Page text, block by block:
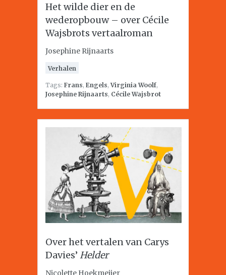
Het wilde dier en de
wederopbouw – over Cécile
Wajsbrots vertaalroman
Josephine Rijnaarts
Verhalen
Tags: Frans, Engels,Virginia Woolf,
Josephine Rijnaarts, Cécile Wajsbrot
Over het vertalen van Carys
Davies’ Helder
Nicolette Hoekmeijer